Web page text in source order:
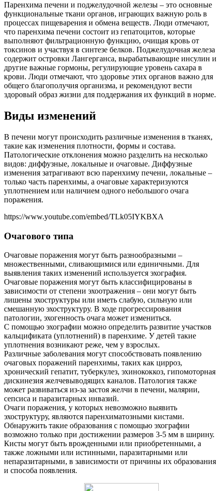
Паренхима печени и поджелудочной железы – это основные
функциональные ткани органов, играющих важную роль в
процессах пищеварения и обмена веществ. Люди отмечают,
что паренхима печени состоит из гепатоцитов, которые
выполняют фильтрационную функцию, очищая кровь от
токсинов и участвуя в синтезе белков. Поджелудочная железа
содержит островки Лангерганса, вырабатывающие инсулин и
другие важные гормоны, регулирующие уровень сахара в
крови. Люди отмечают, что здоровье этих органов важно для
общего благополучия организма, и рекомендуют вести
здоровый образ жизни для поддержания их функций в норме.
Виды изменений
В печени могут происходить различные изменения в тканях,
такие как изменения плотности, формы и состава.
Патологические отклонения можно разделить на несколько
видов: диффузные, локальные и очаговые. Диффузные
изменения затрагивают всю паренхиму печени, локальные –
только часть паренхимы, а очаговые характеризуются
уплотнением или наличием одного небольшого очага
поражения.
https://www.youtube.com/embed/TLk05IYKBXA
Очагового типа
Очаговые поражения могут быть разнообразными –
множественными, сливающимися или единичными. Для
выявления таких изменений используется эхография.
Очаговые поражения могут быть классифицированы в
зависимости от степени эхоотражения – они могут быть
лишены эхоструктуры или иметь слабую, сильную или
смешанную эхоструктуру. В ходе прогрессирования
патологии, эхогенность очага может измениться.
С помощью эхографии можно определить развитие участков
кальцификата (уплотнений) в паренхиме. У детей такие
уплотнения возникают реже, чем у взрослых.
Различные заболевания могут способствовать появлению
очаговых поражений паренхимы, таких как цирроз,
хронический гепатит, туберкулез, эхинококкоз, гипомоторная
дискинезия желчевыводящих каналов. Патология также
может развиваться из-за застоя желчи в печени, малярии,
сепсиса и паразитарных инвазий.
Очаги поражения, у которых невозможно выявить
эхоструктуру, являются паренхиматозными кистами.
Обнаружить такие образования с помощью эхографии
возможно только при достижении размеров 3-5 мм в ширину.
Кисты могут быть врожденными или приобретенными, а
также ложными или истинными, паразитарными или
непаразитарными, в зависимости от причины их образования
и способа появления.